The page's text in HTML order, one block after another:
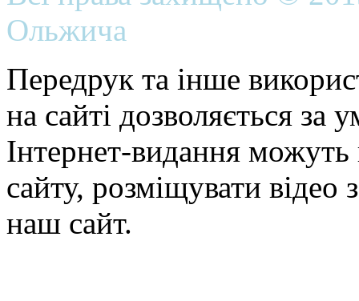
Ольжича
Передрук та інше
на сайті дозволяється
Інтернет-видання можуть
сайту, розміщувати відео
наш сайт.